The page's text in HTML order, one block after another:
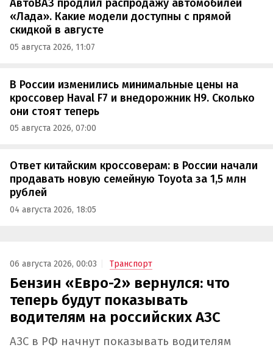
АвтоВАЗ продлил распродажу автомобилей
«Лада». Какие модели доступны с прямой
скидкой в августе
05 августа 2026, 11:07
В России изменились минимальные цены на
кроссовер Haval F7 и внедорожник H9. Сколько
они стоят теперь
05 августа 2026, 07:00
Ответ китайским кроссоверам: в России начали
продавать новую семейную Toyota за 1,5 млн
рублей
04 августа 2026, 18:05
06 августа 2026, 00:03 Транспорт
Бензин «Евро-2» вернулся: что
теперь будут показывать
водителям на российских АЗС
АЗС в РФ начнут показывать водителям